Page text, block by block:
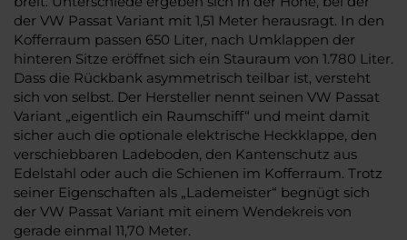
der VW Passat Variant mit 1,51 Meter herausragt. In den
Kofferraum passen 650 Liter, nach Umklappen der
hinteren Sitze eröffnet sich ein Stauraum von 1.780 Liter.
Dass die Rückbank asymmetrisch teilbar ist, versteht
sich von selbst. Der Hersteller nennt seinen VW Passat
Variant „eigentlich ein Raumschiff“ und meint damit
sicher auch die optionale elektrische Heckklappe, den
verschiebbaren Ladeboden, den Kantenschutz aus
Edelstahl oder auch die Schienen im Kofferraum. Trotz
seiner Eigenschaften als „Lademeister“ begnügt sich
der VW Passat Variant mit einem Wendekreis von
gerade einmal 11,70 Meter.